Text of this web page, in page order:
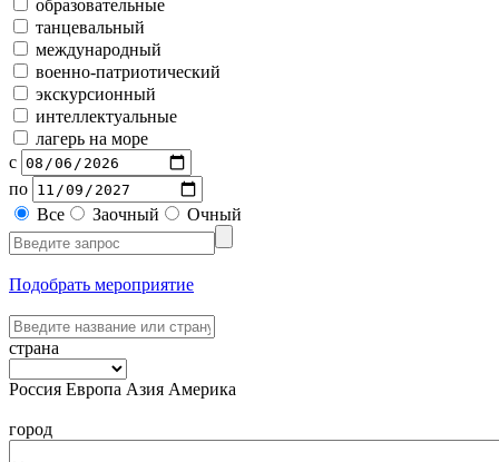
образовательные
танцевальный
международный
военно-патриотический
экскурсионный
интеллектуальные
лагерь на море
с
по
Все
Заочный Очный
Подобрать мероприятие
страна
Россия Европа Азия Америка
город